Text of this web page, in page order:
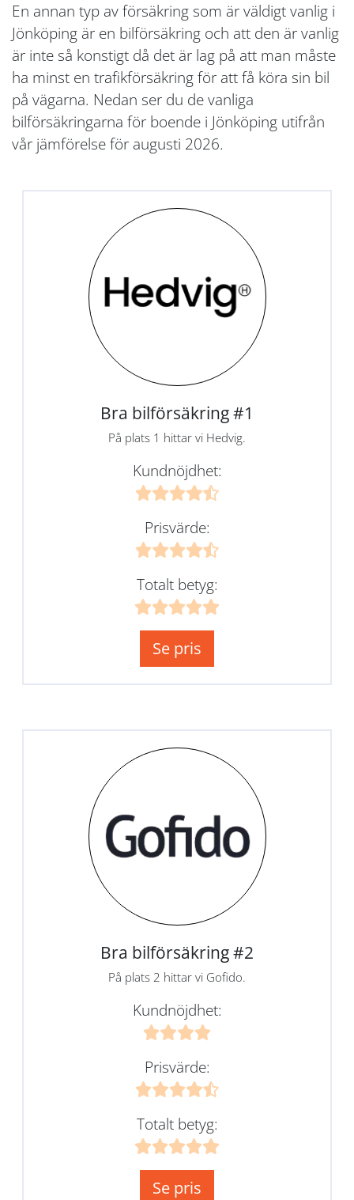
En annan typ av försäkring som är väldigt vanlig i
Jönköping är en bilförsäkring och att den är vanlig
är inte så konstigt då det är lag på att man måste
ha minst en trafikförsäkring för att få köra sin bil
på vägarna. Nedan ser du de vanliga
bilförsäkringarna för boende i Jönköping utifrån
vår jämförelse för augusti 2026.
Bra bilförsäkring #1
På plats 1 hittar vi Hedvig.
Kundnöjdhet:
Prisvärde:
Totalt betyg:
Se pris
Bra bilförsäkring #2
På plats 2 hittar vi Gofido.
Kundnöjdhet:
Prisvärde:
Totalt betyg:
Se pris